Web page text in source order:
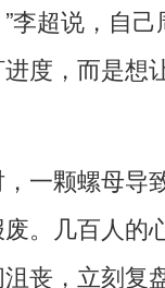
李超说，自
度，而是想
颗螺母导
。几百人的
丧，立刻复